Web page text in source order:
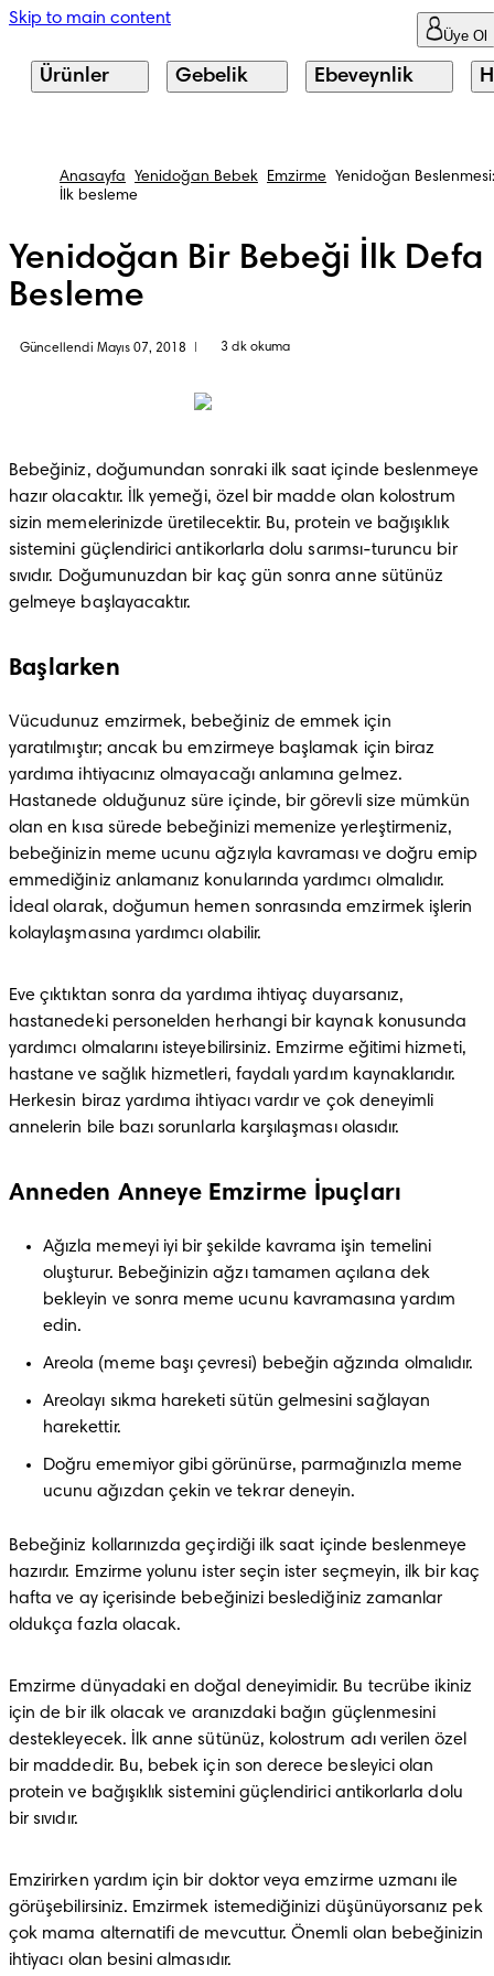
Skip to main content
Üye Ol
Ürünler Gebelik Ebeveynlik
Anasayfa Yenidoğan Bebek Emzirme
Yenidoğan Beslenmesi:
İlk besleme
Yenidoğan Bir Bebeği İlk Defa
Besleme
Güncellendi Mayıs 07, 2018 3 dk okuma
Bebeğiniz, doğumundan sonraki ilk saat içinde beslenmeye
hazır olacaktır. İlk yemeği, özel bir madde olan kolostrum
sizin memelerinizde üretilecektir. Bu, protein ve bağışıklık
sistemini güçlendirici antikorlarla dolu sarımsı-turuncu bir
sıvıdır. Doğumunuzdan bir kaç gün sonra anne sütünüz
gelmeye başlayacaktır.
Başlarken
Vücudunuz emzirmek, bebeğiniz de emmek için
yaratılmıştır; ancak bu emzirmeye başlamak için biraz
yardıma ihtiyacınız olmayacağı anlamına gelmez.
Hastanede olduğunuz süre içinde, bir görevli size mümkün
olan en kısa sürede bebeğinizi memenize yerleştirmeniz,
bebeğinizin meme ucunu ağzıyla kavraması ve doğru emip
emmediğiniz anlamanız konularında yardımcı olmalıdır.
İdeal olarak, doğumun hemen sonrasında emzirmek işlerin
kolaylaşmasına yardımcı olabilir.
Eve çıktıktan sonra da yardıma ihtiyaç duyarsanız,
hastanedeki personelden herhangi bir kaynak konusunda
yardımcı olmalarını isteyebilirsiniz. Emzirme eğitimi hizmeti,
hastane ve sağlık hizmetleri, faydalı yardım kaynaklarıdır.
Herkesin biraz yardıma ihtiyacı vardır ve çok deneyimli
annelerin bile bazı sorunlarla karşılaşması olasıdır.
Anneden Anneye Emzirme İpuçları
Ağızla memeyi iyi bir şekilde kavrama işin temelini
oluşturur. Bebeğinizin ağzı tamamen açılana dek
bekleyin ve sonra meme ucunu kavramasına yardım
edin.
Areola (meme başı çevresi) bebeğin ağzında olmalıdır.
Areolayı sıkma hareketi sütün gelmesini sağlayan
harekettir.
Doğru ememiyor gibi görünürse, parmağınızla meme
ucunu ağızdan çekin ve tekrar deneyin.
Bebeğiniz kollarınızda geçirdiği ilk saat içinde beslenmeye
hazırdır. Emzirme yolunu ister seçin ister seçmeyin, ilk bir kaç
hafta ve ay içerisinde bebeğinizi beslediğiniz zamanlar
oldukça fazla olacak.
Emzirme dünyadaki en doğal deneyimidir. Bu tecrübe ikiniz
için de bir ilk olacak ve aranızdaki bağın güçlenmesini
destekleyecek. İlk anne sütünüz, kolostrum adı verilen özel
bir maddedir. Bu, bebek için son derece besleyici olan
protein ve bağışıklık sistemini güçlendirici antikorlarla dolu
bir sıvıdır.
Emzirirken yardım için bir doktor veya emzirme uzmanı ile
görüşebilirsiniz. Emzirmek istemediğinizi düşünüyorsanız pek
çok mama alternatifi de mevcuttur. Önemli olan bebeğinizin
ihtiyacı olan besini almasıdır.